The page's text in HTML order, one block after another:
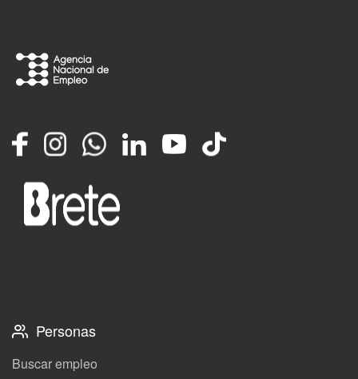
FacebookInstagramWhatsappLinkedInYouTube
TikTok
Personas
Buscar empleo